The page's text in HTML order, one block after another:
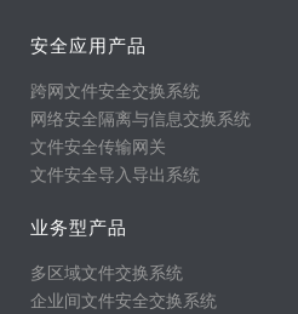
安全应用产品
跨网文件安全交换系统
网络安全隔离与信息交换系统
文件安全传输网关
文件安全导入导出系统
业务型产品
多区域文件交换系统
企业间文件安全交换系统